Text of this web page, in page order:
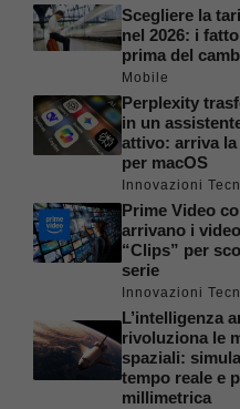
Scegliere la
nel 2026: i
prima del
Mobile
Perplexity
in un
attivo: arriva
per macOS
Innovazioni
Prime Video
arrivano i
“Clips” per
serie
Innovazioni
L’intelligenza
rivoluziona le
spaziali:
tempo reale e
millimetrica